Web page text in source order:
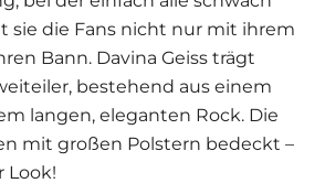
sie die Fans nicht nur mit ihrem
Bann. Davina Geiss trägt
bestehend aus einem
langen, eleganten Rock. Die
mit großen Polstern bedeckt –
Look!